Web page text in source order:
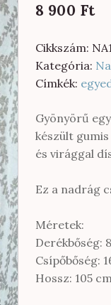
8 900 Ft
Cikkszám:
Kategória:
Címkék:
Gyönyörű
készült
és virággal
Ez a nadrág
Méretek:
Derékbőség:
Csípőbőség:
Hossz: 105